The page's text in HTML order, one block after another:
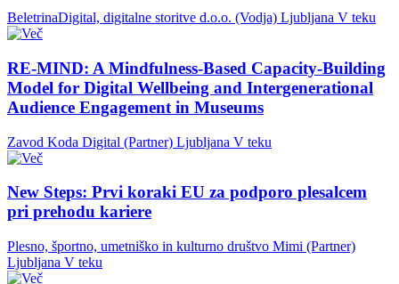
BeletrinaDigital, digitalne storitve d.o.o. (Vodja) Ljubljana V teku
RE-MIND: A Mindfulness-Based Capacity-Building
Model for Digital Wellbeing and Intergenerational
Audience Engagement in Museums
Zavod Koda Digital (Partner) Ljubljana V teku
New Steps: Prvi koraki EU za podporo plesalcem
pri prehodu kariere
Plesno, športno, umetniško in kulturno društvo Mimi (Partner)
Ljubljana V teku